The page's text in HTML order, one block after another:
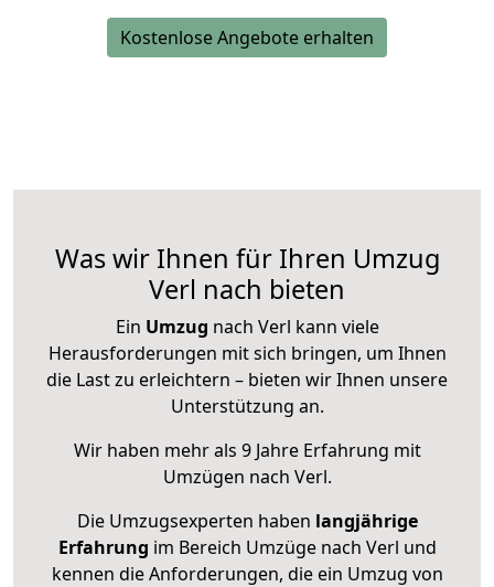
Kostenlose Angebote erhalten
Was wir Ihnen für Ihren Umzug
Verl nach bieten
Ein Umzug nach Verl kann viele
Herausforderungen mit sich bringen, um Ihnen
die Last zu erleichtern – bieten wir Ihnen unsere
Unterstützung an.
Wir haben mehr als 9 Jahre Erfahrung mit
Umzügen nach Verl.
Die Umzugsexperten haben langjährige
Erfahrung im Bereich Umzüge nach Verl und
kennen die Anforderungen, die ein Umzug von